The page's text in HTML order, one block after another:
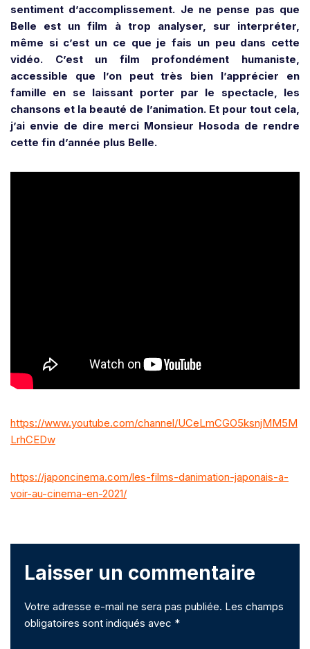
sentiment d’accomplissement. Je ne pense pas que
Belle est un film à trop analyser, sur interpréter,
même si c’est un ce que je fais un peu dans cette
vidéo.
C’est un film profondément humaniste,
accessible que l’on peut très bien l’apprécier en
famille en se laissant porter par le spectacle, les
chansons et la beauté de l’animation. Et pour tout cela,
j’ai envie de dire merci Monsieur Hosoda de rendre
cette fin d’année plus Belle.
https://www.youtube.com/channel/UCeLmCGO5ksnjMM5M
LrhCEDw
https://japoncinema.com/les-films-danimation-japonais-a-
voir-au-cinema-en-2021/
Laisser un commentaire
Votre adresse e-mail ne sera pas publiée. Les champs
obligatoires sont indiqués avec *